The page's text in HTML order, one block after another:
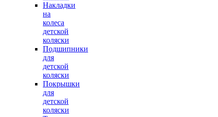
Накладки
на
колеса
детской
коляски
Подшипники
для
детской
коляски
Покрышки
для
детской
коляски